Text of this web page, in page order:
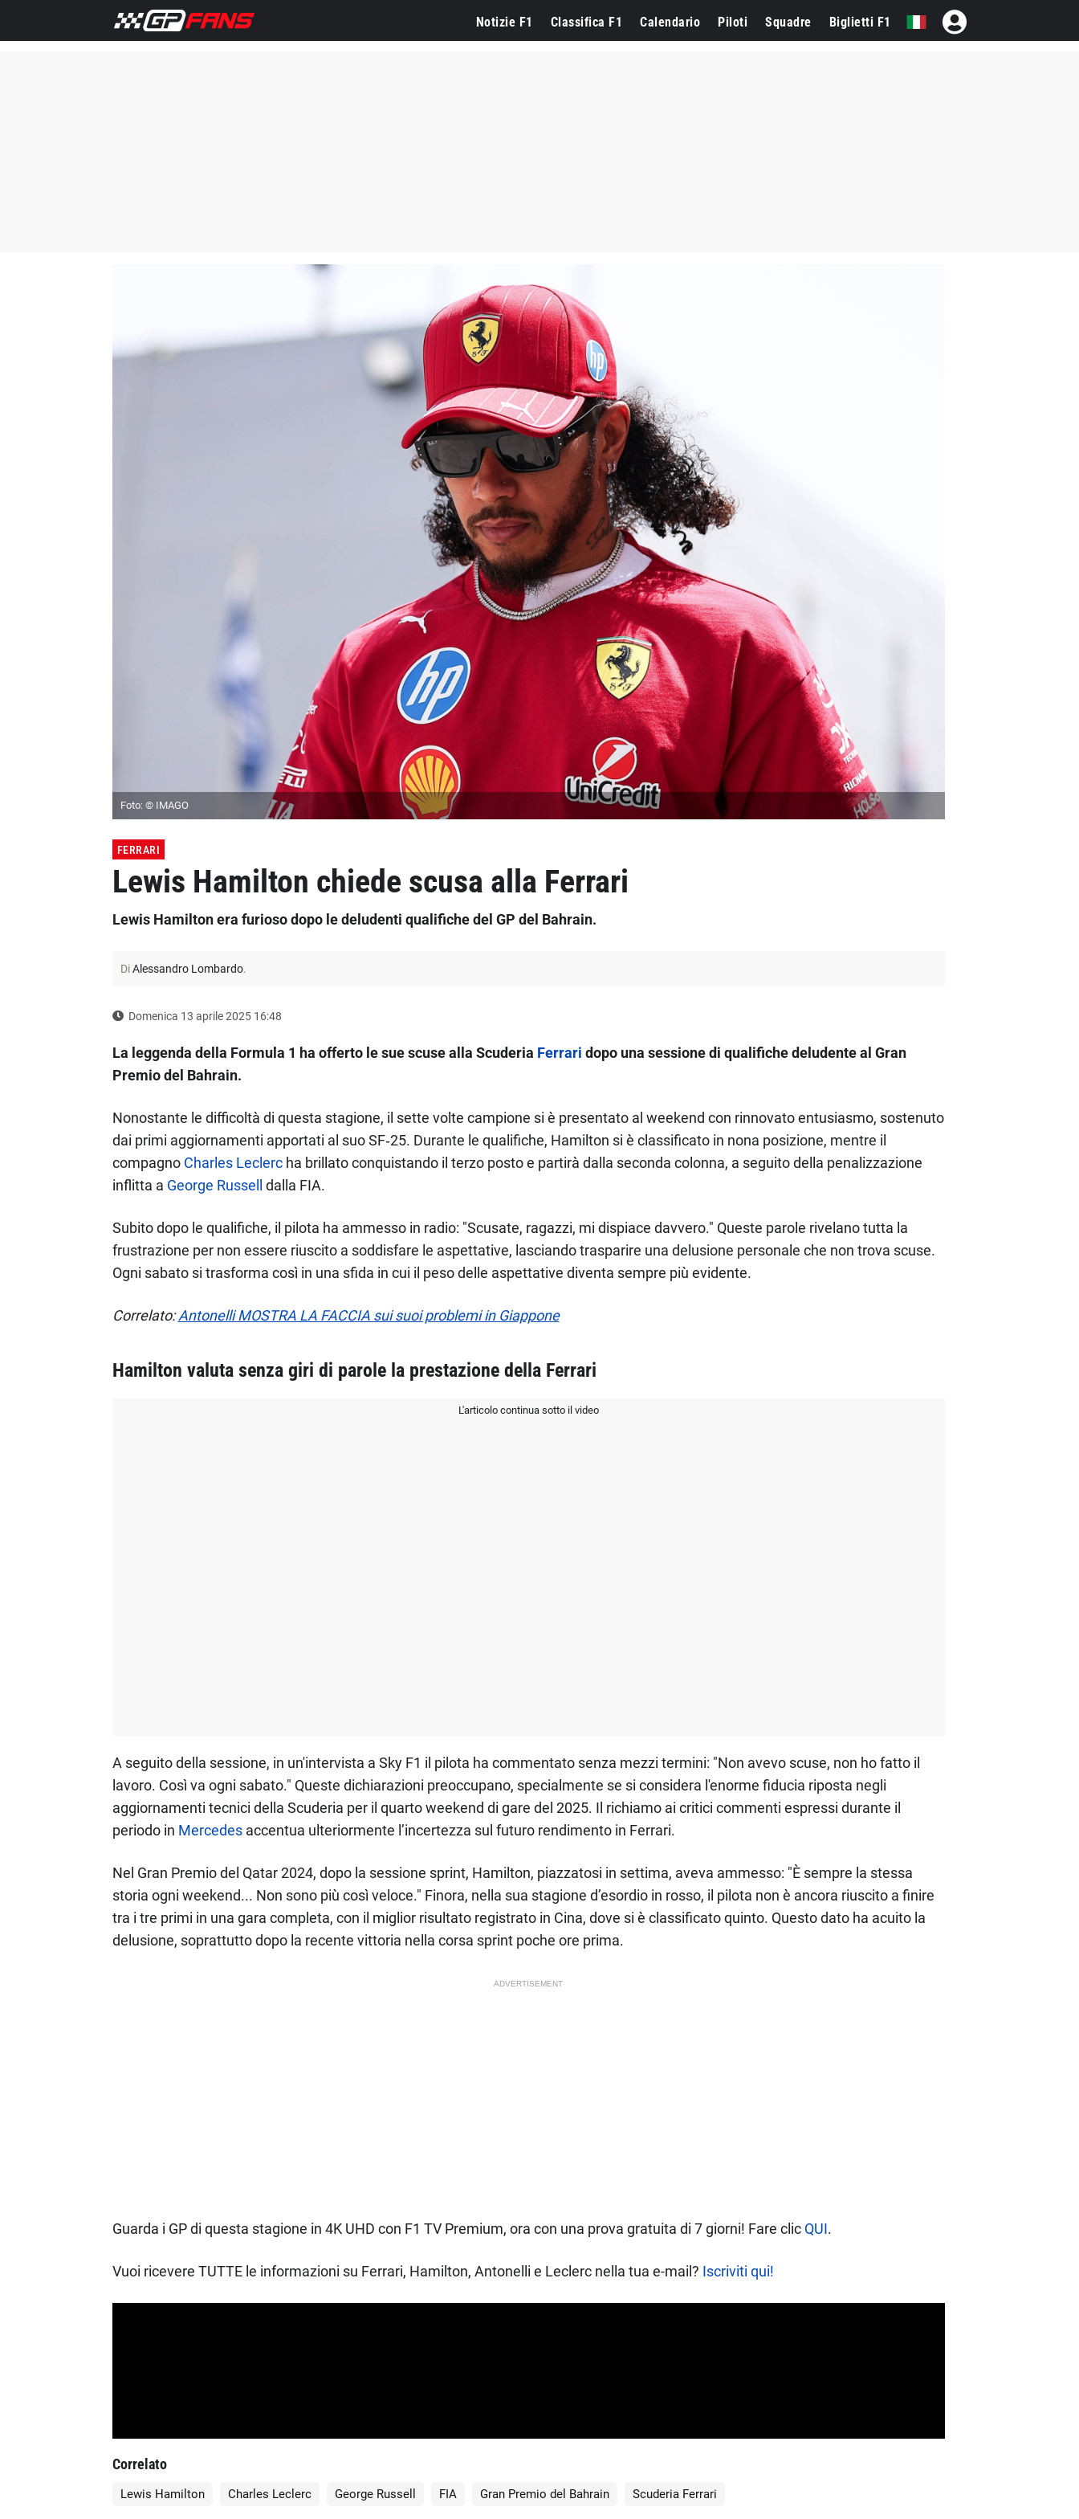
Notizie F1 Classifica F1 Calendario Piloti Squadre Biglietti F1
Foto: © IMAGO
FERRARI
Lewis Hamilton chiede scusa alla Ferrari
Lewis Hamilton era furioso dopo le deludenti qualifiche del GP del Bahrain.
DiAlessandro Lombardo.
Domenica 13 aprile 2025 16:48
La leggenda della Formula 1 ha offerto le sue scuse alla Scuderia Ferrari dopo una sessione di qualifiche deludente al Gran
Premio del Bahrain.
Nonostante le difficoltà di questa stagione, il sette volte campione si è presentato al weekend con rinnovato entusiasmo, sostenuto
dai primi aggiornamenti apportati al suo SF‑25. Durante le qualifiche, Hamilton si è classificato in nona posizione, mentre il
compagno Charles Leclercha brillato conquistando il terzo posto e partirà dalla seconda colonna, a seguito della penalizzazione
inflitta a George Russell dalla FIA.
Subito dopo le qualifiche, il pilota ha ammesso in radio: "Scusate, ragazzi, mi dispiace davvero." Queste parole rivelano tutta la
frustrazione per non essere riuscito a soddisfare le aspettative, lasciando trasparire una delusione personale che non trova scuse.
Ogni sabato si trasforma così in una sfida in cui il peso delle aspettative diventa sempre più evidente.
Correlato:Antonelli MOSTRA LA FACCIA sui suoi problemi in Giappone
Hamilton valuta senza giri di parole la prestazione della Ferrari
L'articolo continua sotto il video
A seguito della sessione, in un'intervista a Sky F1 il pilota ha commentato senza mezzi termini: "Non avevo scuse, non ho fatto il
lavoro. Così va ogni sabato." Queste dichiarazioni preoccupano, specialmente se si considera l'enorme fiducia riposta negli
aggiornamenti tecnici della Scuderia per il quarto weekend di gare del 2025. Il richiamo ai critici commenti espressi durante il
periodo in Mercedesaccentua ulteriormente l’incertezza sul futuro rendimento in Ferrari.
Nel Gran Premio del Qatar 2024, dopo la sessione sprint, Hamilton, piazzatosi in settima, aveva ammesso: "È sempre la stessa
storia ogni weekend... Non sono più così veloce." Finora, nella sua stagione d’esordio in rosso, il pilota non è ancora riuscito a finire
tra i tre primi in una gara completa, con il miglior risultato registrato in Cina, dove si è classificato quinto. Questo dato ha acuito la
delusione, soprattutto dopo la recente vittoria nella corsa sprint poche ore prima.
ADVERTISEMENT
Guarda i GP di questa stagione in 4K UHD con F1 TV Premium, ora con una prova gratuita di 7 giorni! Fare clic QUI.
Vuoi ricevere TUTTE le informazioni su Ferrari, Hamilton, Antonelli e Leclerc nella tua e-mail? Iscriviti qui!
Correlato
Lewis Hamilton Charles Leclerc George Russell FIA Gran Premio del Bahrain Scuderia Ferrari